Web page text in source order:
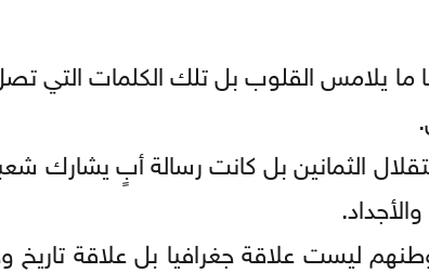
ما يلامس القلوب بل تلك الكلمات التي
الثمانين بل كانت رسالة أبٍ يشارك
ليست علاقة جغرافيا بل علاقة تاريخ